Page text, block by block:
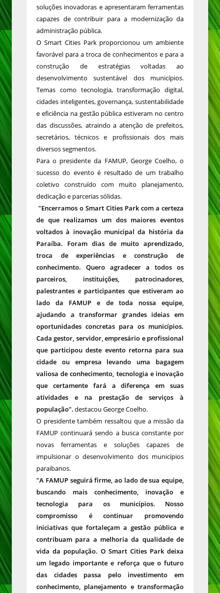
soluções inovadoras e apresentaram ferramentas
capazes de contribuir para a modernização da
administração pública.
O Smart Cities Park proporcionou um ambiente
favorável para a troca de conhecimentos e para a
construção de estratégias voltadas ao
desenvolvimento sustentável dos municípios.
Temas como tecnologia, transformação digital,
cidades inteligentes, governança, sustentabilidade
e eficiência na gestão pública estiveram no centro
das discussões, atraindo a atenção de prefeitos,
secretários, técnicos e profissionais dos mais
diversos segmentos.
Para o presidente da FAMUP, George Coelho, o
sucesso do evento é resultado de um trabalho
coletivo construído com muito planejamento,
dedicação e parcerias sólidas.
"Encerramos o Smart Cities Park com a certeza
de que realizamos um dos maiores eventos
voltados à inovação municipal da história da
Paraíba. Foram dias de muito aprendizado,
troca de experiências e construção de
conhecimento. Quero agradecer a todos os
parceiros, instituições, patrocinadores,
palestrantes e participantes que estiveram ao
lado da FAMUP e de toda nossa equipe,
ajudando a transformar grandes ideias em
oportunidades concretas para os municípios.
Cada gestor, servidor, empresário e profissional
que participou deste evento retorna para sua
cidade ou empresa levando uma bagagem
valiosa de conhecimento, tecnologia e inovação
que certamente fará a diferença em suas
atividades e na prestação de serviços à
população", destacou George Coelho.
O presidente também ressaltou que a missão da
FAMUP continuará sendo a busca constante por
novas ferramentas e soluções capazes de
impulsionar o desenvolvimento dos municípios
paraibanos.
"A FAMUP seguirá firme, ao lado de sua equipe,
buscando mais conhecimento, inovação e
tecnologia para os municípios. Nosso
compromisso é continuar promovendo
iniciativas que fortaleçam a gestão pública e
contribuam para a melhoria da qualidade de
vida da população. O Smart Cities Park deixa
um legado importante e reforça que o futuro
das cidades passa pelo investimento em
conhecimento, planejamento e transformação